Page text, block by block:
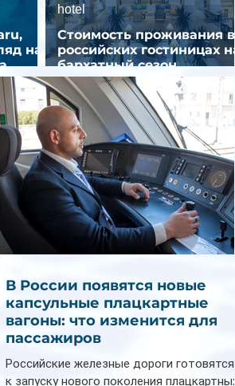
на
Стоимость проживания в
российских гостиницах на
бархатный сезон
снизилась на 9%
hotel
В России появятся новые
капсульные плацкартные
вагоны: что изменится для
пассажиров
Российские железные дороги готовятся
к запуску нового поколения плацкартных